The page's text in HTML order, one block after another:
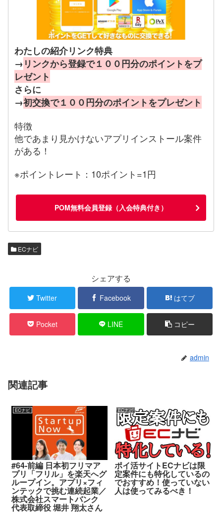
わたしの紹介リンク特典
→ リンクから登録で１００円分のポイントをプ
レゼント
さらに
→初交換で１００円分のポイントをプレゼント
特徴
他であまり見かけないアプリインストール案件
がある！
※ポイントレート：10ポイント=1円
POM無料会員登録（入会特典付き）
ECナビ
シェアする
Twitter Facebook はてブ
Pocket LINE コピー
admin
関連記事
ECナビ
#64-前編 日本初フリマア
プリ「フリル」を楽天へグ
ループイン。アプリ×フィ
ンテックで挑む連続起業／
株式会社スマートバンク
代表取締役 堀井 翔太さん
ECナビ
ポイ活サイトECナビは限
定案件にも特化しているの
でおすすめ！使っていない
人は使ってみるべき！